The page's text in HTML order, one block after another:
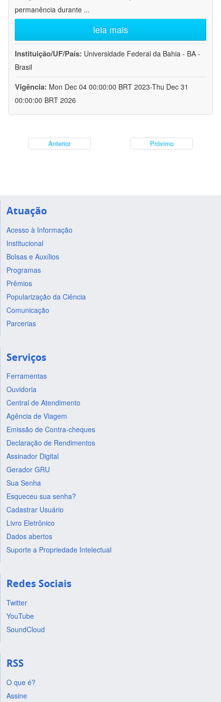
permanência durante ...
leia mais
Instituição/UF/País: Universidade Federal da Bahia - BA -
Brasil
Vigência: Mon Dec 04 00:00:00 BRT 2023-Thu Dec 31
00:00:00 BRT 2026
Anterior Próximo
Atuação
Acesso à Informação
Institucional
Bolsas e Auxílios
Programas
Prêmios
Popularização da Ciência
Comunicação
Parcerias
Serviços
Ferramentas
Ouvidoria
Central de Atendimento
Agência de Viagem
Emissão de Contra-cheques
Declaração de Rendimentos
Assinador Digital
Gerador GRU
Sua Senha
Esqueceu sua senha?
Cadastrar Usuário
Livro Eletrônico
Dados abertos
Suporte a Propriedade Intelectual
Redes Sociais
Twitter
YouTube
SoundCloud
RSS
O que é?
Assine